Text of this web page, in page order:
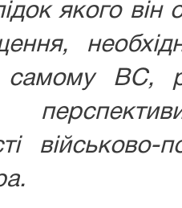
якого
ВС,
військово-